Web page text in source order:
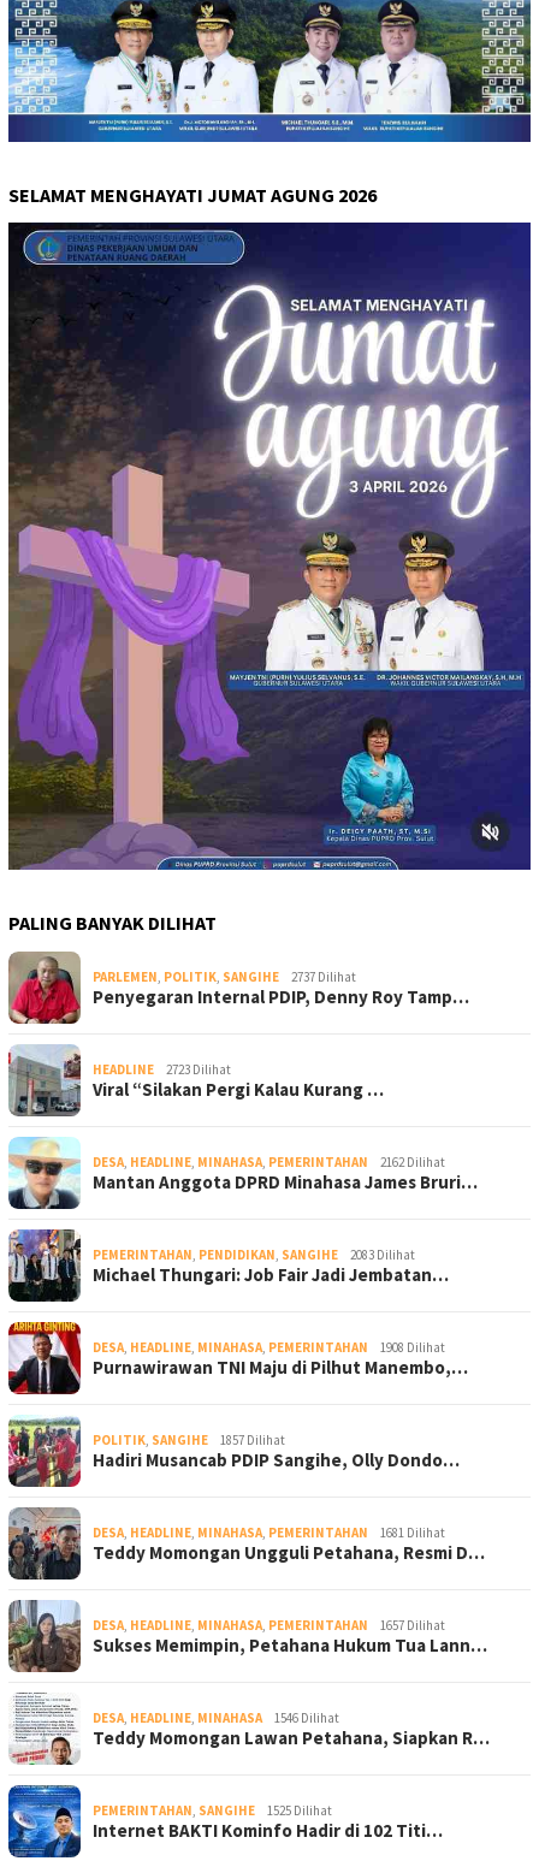
SELAMAT MENGHAYATI JUMAT AGUNG 2026
PALING BANYAK DILIHAT
PARLEMEN POLITIK SANGIHE 2737 Dilihat
Penyegaran Internal PDIP, Denny Roy Tamp…
HEADLINE 2723 Dilihat
Viral “Silakan Pergi Kalau Kurang …
DESA HEADLINE MINAHASA PEMERINTAHAN 2162 Dilihat
Mantan Anggota DPRD Minahasa James Bruri…
PEMERINTAHAN PENDIDIKAN SANGIHE 2083 Dilihat
Michael Thungari: Job Fair Jadi Jembatan…
DESA HEADLINE MINAHASA PEMERINTAHAN 1908 Dilihat
Purnawirawan TNI Maju di Pilhut Manembo,…
POLITIK SANGIHE 1857 Dilihat
Hadiri Musancab PDIP Sangihe, Olly Dondo…
DESA HEADLINE MINAHASA PEMERINTAHAN 1681 Dilihat
Teddy Momongan Ungguli Petahana, Resmi D…
DESA HEADLINE MINAHASA PEMERINTAHAN 1657 Dilihat
Sukses Memimpin, Petahana Hukum Tua Lann…
DESA HEADLINE MINAHASA 1546 Dilihat
Teddy Momongan Lawan Petahana, Siapkan R…
PEMERINTAHAN SANGIHE 1525 Dilihat
Internet BAKTI Kominfo Hadir di 102 Titi…